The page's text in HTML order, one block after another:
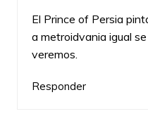
El Prince of Persia
a metroidvania igual
veremos.
Responder